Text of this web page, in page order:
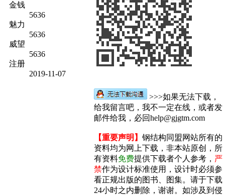
金钱
5636
魅力
5636
威望
5636
注册
2019-11-07
>>>如果无法下载，
给我留言吧，我不一定在线，或者发
邮件给我，必回help@gjgtm.com
【重要声明】 钢结构同盟网站所有的
资料均为网上下载，非本站原创，所
有资料免费提供下载者个人参考， 严
禁作为设计标准使用，设计时必须参
看正规出版的图书、图集。请于下载
24小时之内删除，谢谢。如涉及到侵